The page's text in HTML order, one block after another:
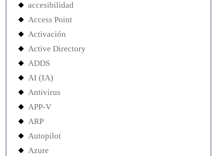
accesibilidad
Access Point
Activación
Active Directory
ADDS
AI (IA)
Antivirus
APP-V
ARP
Autopilot
Azure